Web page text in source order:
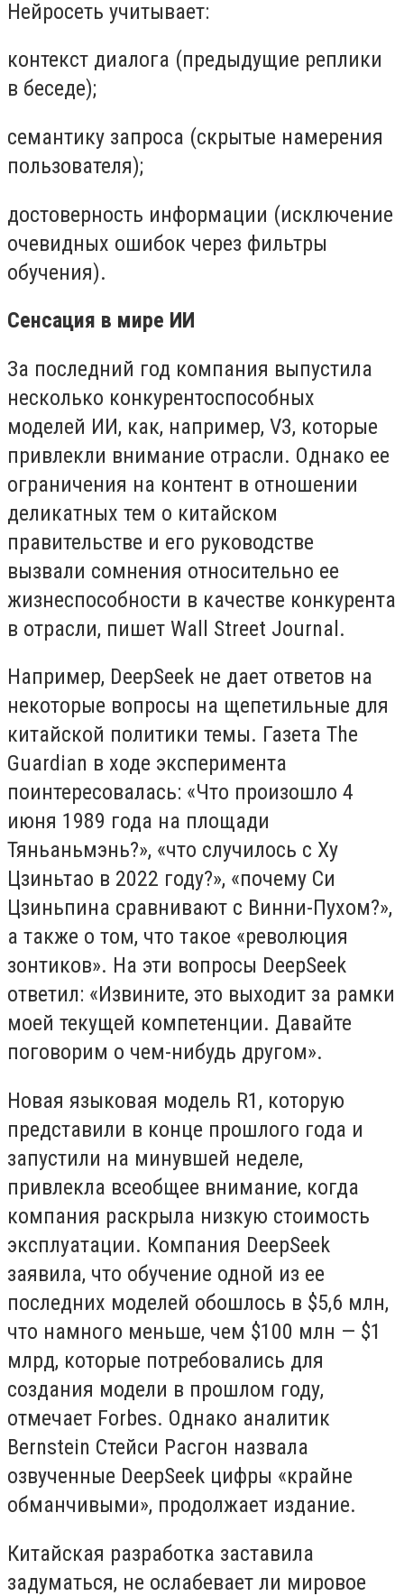
Нейросеть учитывает:
контекст диалога (предыдущие реплики
в беседе);
семантику запроса (скрытые намерения
пользователя);
достоверность информации (исключение
очевидных ошибок через фильтры
обучения).
Сенсация в мире ИИ
За последний год компания выпустила
несколько конкурентоспособных
моделей ИИ, как, например, V3, которые
привлекли внимание отрасли. Однако ее
ограничения на контент в отношении
деликатных тем о китайском
правительстве и его руководстве
вызвали сомнения относительно ее
жизнеспособности в качестве конкурента
в отрасли, пишет Wall Street Journal.
Например, DeepSeek не дает ответов на
некоторые вопросы на щепетильные для
китайской политики темы. Газета The
Guardian в ходе эксперимента
поинтересовалась: «Что произошло 4
июня 1989 года на площади
Тяньаньмэнь?», «что случилось с Ху
Цзиньтао в 2022 году?», «почему Си
Цзиньпина сравнивают с Винни-Пухом?»,
а также о том, что такое «революция
зонтиков». На эти вопросы DeepSeek
ответил: «Извините, это выходит за рамки
моей текущей компетенции. Давайте
поговорим о чем-нибудь другом».
Новая языковая модель R1, которую
представили в конце прошлого года и
запустили на минувшей неделе,
привлекла всеобщее внимание, когда
компания раскрыла низкую стоимость
эксплуатации. Компания DeepSeek
заявила, что обучение одной из ее
последних моделей обошлось в $5,6 млн,
что намного меньше, чем $100 млн — $1
млрд, которые потребовались для
создания модели в прошлом году,
отмечает Forbes. Однако аналитик
Bernstein Стейси Расгон назвала
озвученные DeepSeek цифры «крайне
обманчивыми», продолжает издание.
Китайская разработка заставила
задуматься, не ослабевает ли мировое